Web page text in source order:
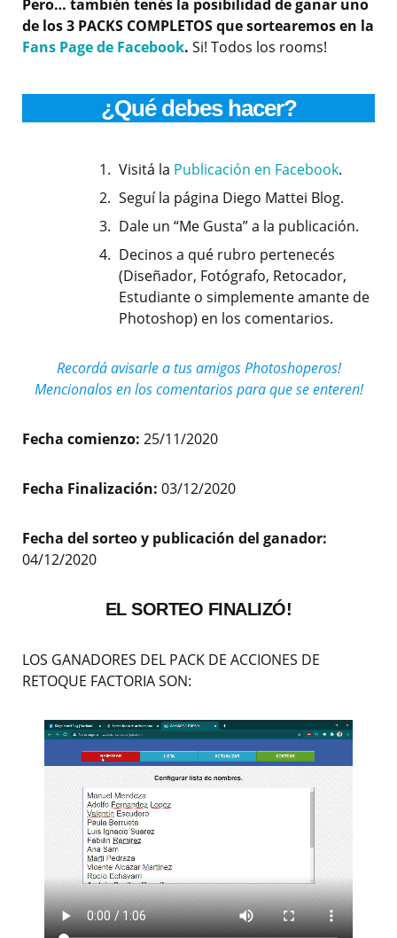
Pero… también tenés la posibilidad de ganar uno
de los 3 PACKS COMPLETOS que sortearemos en la
Fans Page de Facebook. Si! Todos los rooms!
¿Qué debes hacer?
Visitá la Publicación en Facebook.
Seguí la página Diego Mattei Blog.
Dale un “Me Gusta” a la publicación.
Decinos a qué rubro pertenecés
(Diseñador, Fotógrafo, Retocador,
Estudiante o simplemente amante de
Photoshop) en los comentarios.
Recordá avisarle a tus amigos Photoshoperos!
Mencionalos en los comentarios para que se enteren!
Fecha comienzo: 25/11/2020
Fecha Finalización: 03/12/2020
Fecha del sorteo y publicación del ganador:
04/12/2020
EL SORTEO FINALIZÓ!
LOS GANADORES DEL PACK DE ACCIONES DE
RETOQUE FACTORIA SON: